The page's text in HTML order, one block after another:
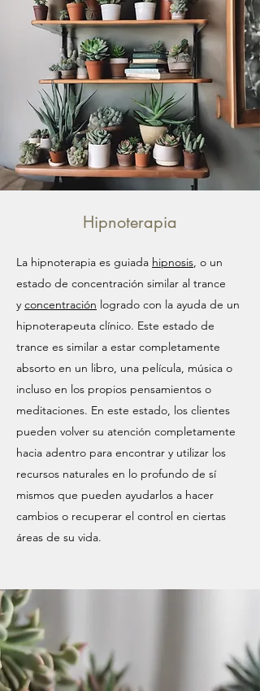
Hipnoterapia
La hipnoterapia es guiada hipnosis, o un
estado de concentración similar al trance
y concentración logrado con la ayuda de un
hipnoterapeuta clínico. Este estado de
trance es similar a estar completamente
absorto en un libro, una película, música o
incluso en los propios pensamientos o
meditaciones. En este estado, los clientes
pueden volver su atención completamente
hacia adentro para encontrar y utilizar los
recursos naturales en lo profundo de sí
mismos que pueden ayudarlos a hacer
cambios o recuperar el control en ciertas
áreas de su vida.